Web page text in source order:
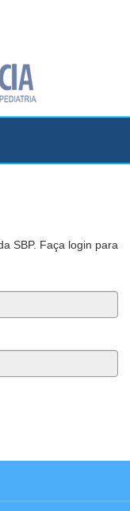
SBP. Faça login para